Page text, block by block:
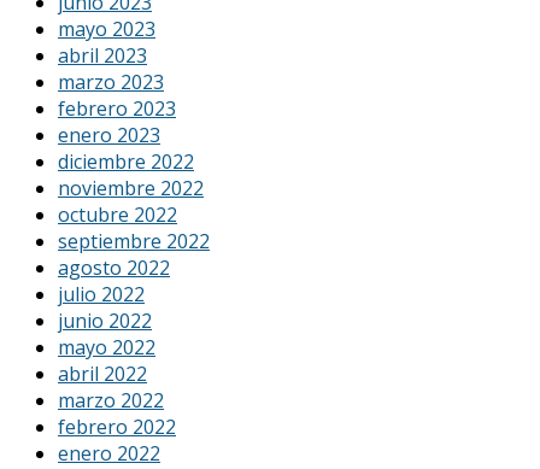
mayo 2023
abril 2023
marzo 2023
febrero 2023
enero 2023
diciembre 2022
noviembre 2022
octubre 2022
septiembre 2022
agosto 2022
julio 2022
junio 2022
mayo 2022
abril 2022
marzo 2022
febrero 2022
enero 2022